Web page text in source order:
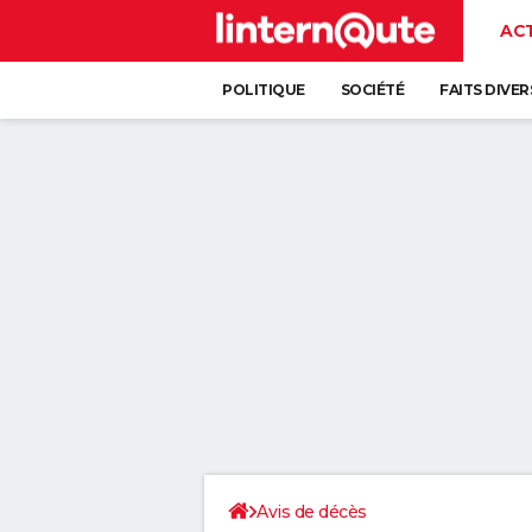
POLITIQUE SOCIÉTÉ FAITS
Avis de décès